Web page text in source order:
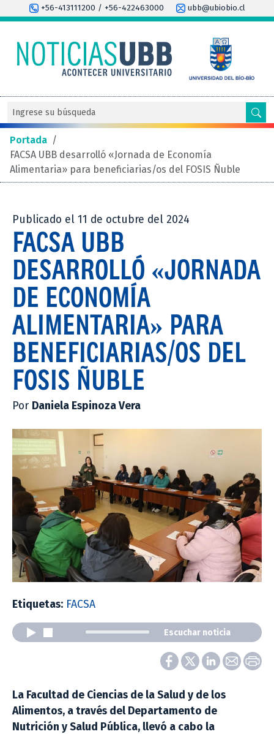
+56-413111200 / +56-422463000 ubb@ubiobio.cl
Portada /
FACSA UBB desarrolló «Jornada de Economía
Alimentaria» para beneficiarias/os del FOSIS Ñuble
Publicado el 11 de octubre del 2024
FACSA UBB
DESARROLLÓ «JORNADA
DE ECONOMÍA
ALIMENTARIA» PARA
BENEFICIARIAS/OS DEL
FOSIS ÑUBLE
Por Daniela Espinoza Vera
Etiquetas: FACSA
Escuchar noticia
La Facultad de Ciencias de la Salud y de los
Alimentos, a través del Departamento de
Nutrición y Salud Pública, llevó a cabo la